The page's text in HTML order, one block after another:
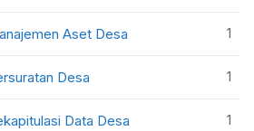
Aset Desa 1
Desa 1
Data Desa 1